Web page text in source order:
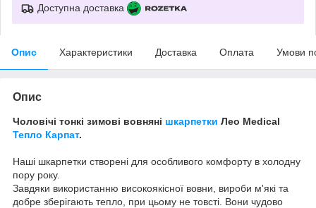
Доступна доставка
Опис Характеристики Доставка Оплата Умови
Опис
Чоловічі тонкі зимові вовняні шкарпетки Лео Medical
Тепло Карпат.
Наші шкарпетки створені для особливого комфорту в холодну
пору року.
Завдяки використанню високоякісної вовни, вироби м'які та
добре зберігають тепло, при цьому не товсті. Вони чудово